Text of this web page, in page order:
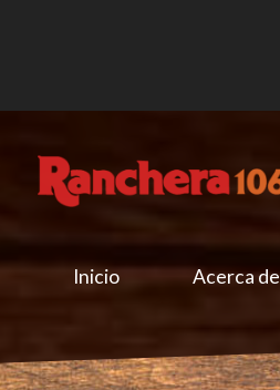
Inicio Acerca de